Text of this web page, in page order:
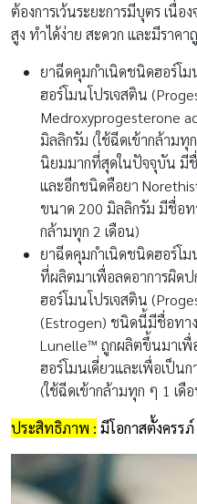
ต้องการเว้นระยะการมีบุตร เนื่
สูง ทำได้ง่าย สะดวก และมีราค
ยาฉีดคุมกำเนิดชนิดฮอร์โ
ฮอร์โมนโปรเจสติน
Medroxyprogesterone
มิลลิกรัม (ใช้ฉีดเข้ากล้ามทุ
นิยมมากที่สุดในปัจจุบัน มีชื่
และอีกชนิดคือยา
ขนาด 200 มิลลิกรัม มีชื่อท
กล้ามทุก 2 เดือน)
ยาฉีดคุมกำเนิดชนิดฮอร์โ
ที่ผลิตมาเพื่อลดอาการผิด
ฮอร์โมนโปรเจสติน
(Estrogen) ชนิดนี้มีชื่อทา
Lunelle™ ถูกผลิตขึ้นมาเ
ฮอร์โมนเดี่ยวและเพื่อเป็น
(ใช้ฉีดเข้ากล้ามทุก ๆ 1 เดื
ประสิทธิภาพ : มีโอกาสตั้งครร